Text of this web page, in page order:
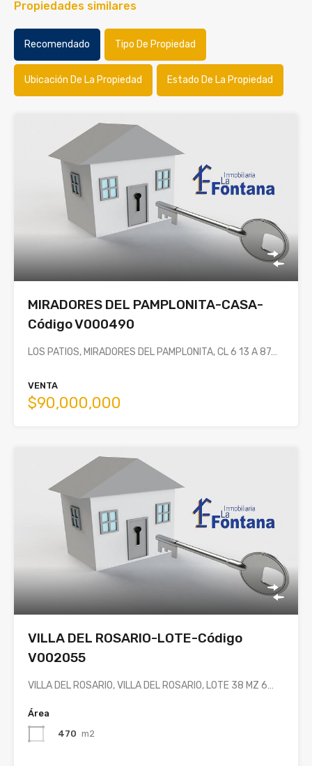
Propiedades similares
Recomendado Tipo De Propiedad
Ubicación De La Propiedad Estado De La Propiedad
MIRADORES DEL PAMPLONITA-CASA-
Código V000490
LOS PATIOS, MIRADORES DEL PAMPLONITA, CL 6 13 A 87…
VENTA
$90,000,000
VILLA DEL ROSARIO-LOTE-Código
V002055
VILLA DEL ROSARIO, VILLA DEL ROSARIO, LOTE 38 MZ 6…
Área
470 m2